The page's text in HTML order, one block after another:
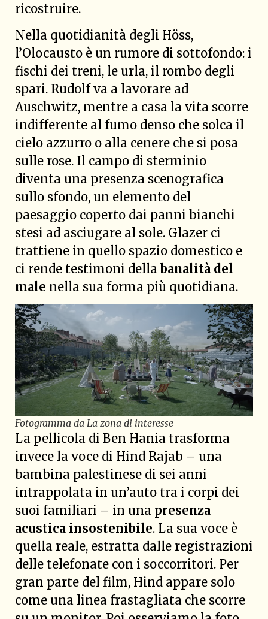
ricostruire.
Nella quotidianità degli Höss,
l’Olocausto è un rumore di sottofondo: i
fischi dei treni, le urla, il rombo degli
spari. Rudolf va a lavorare ad
Auschwitz, mentre a casa la vita scorre
indifferente al fumo denso che solca il
cielo azzurro o alla cenere che si posa
sulle rose. Il campo di sterminio
diventa una presenza scenografica
sullo sfondo, un elemento del
paesaggio coperto dai panni bianchi
stesi ad asciugare al sole. Glazer ci
trattiene in quello spazio domestico e
ci rende testimoni dellabanalità del
male nella sua forma più quotidiana.
Fotogramma da La zona di interesse
La pellicola di Ben Hania trasforma
invece la voce di Hind Rajab – una
bambina palestinese di sei anni
intrappolata in un’auto tra i corpi dei
suoi familiari – in una presenza
acustica insostenibile. La sua voce è
quella reale, estratta dalle registrazioni
delle telefonate con i soccorritori. Per
gran parte del film, Hind appare solo
come una linea frastagliata che scorre